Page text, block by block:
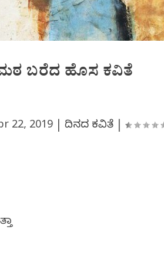
ಬರೆದ ಹೊಸ ಕವಿತೆ
22, 2019| ದಿನದ ಕವಿತೆ|